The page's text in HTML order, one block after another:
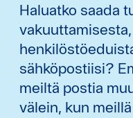
Haluatko saada
sähköpostiisi?
meiltä postia
välein, kun